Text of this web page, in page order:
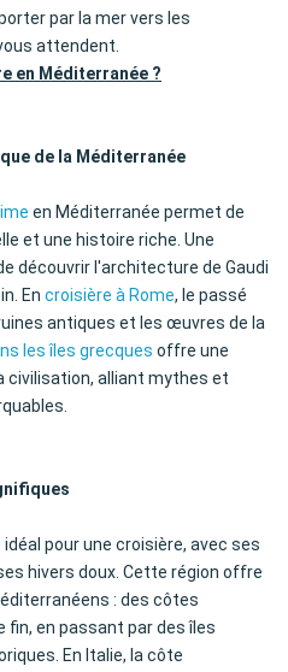
par la mer vers les
attendent.
en Méditerranée ?
de la Méditerranée
en Méditerranée permet de
et une histoire riche. Une
découvrir l'architecture de Gaudi
En croisière à Rome, le passé
antiques et les œuvres de la
les îles grecques offre une
civilisation, alliant mythes et
pour une croisière, avec ses
hivers doux. Cette région offre
: des côtes
fin, en passant par des îles
En Italie, la côte